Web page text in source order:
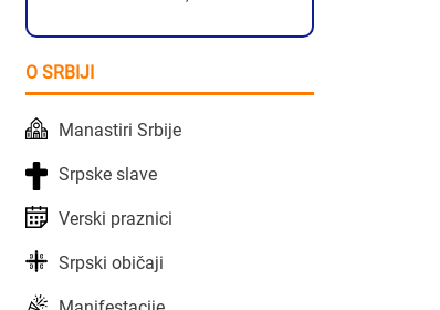
O SRBIJI
Manastiri Srbije
Srpske slave
Verski praznici
Srpski običaji